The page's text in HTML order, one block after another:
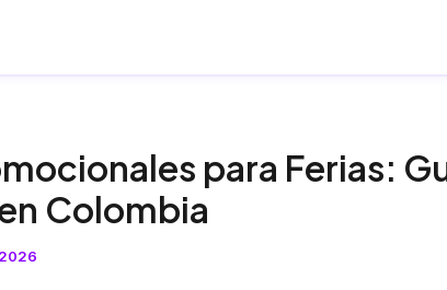
para Ferias:
Colombia